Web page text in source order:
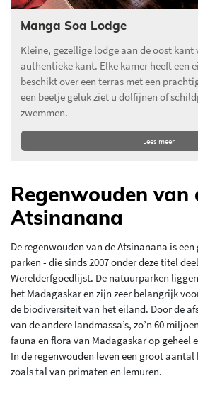
Manga Soa Lodge
Kleine, gezellige lodge aan de oost kant
authentieke kant. Elke kamer heeft een
beschikt over een terras met een
een beetje geluk ziet u dolfijnen of
zwemmen.
Lees meer
Regenwouden van
Atsinanana
De regenwouden van de Atsinanana is
parken - die sinds 2007 onder deze titel
Werelderfgoedlijst. De natuurparken
het Madagaskar en zijn zeer belangrijk
de biodiversiteit van het eiland. Door de
van de andere landmassa’s, zo’n 60
fauna en flora van Madagaskar op geheel
In de regenwouden leven een groot
zoals tal van primaten en lemuren.